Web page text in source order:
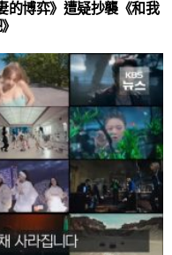
的博弈》遭疑抄襲《和我